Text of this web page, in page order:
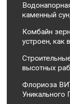
каменный
Комбайн
устроен, как
высотных
Флориоза
Уникального